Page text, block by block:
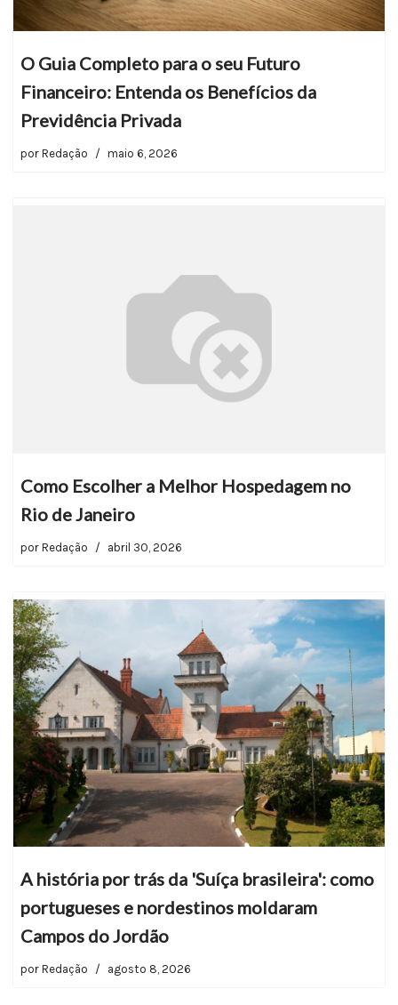
O Guia Completo para o seu Futuro
Financeiro: Entenda os Benefícios da
Previdência Privada
por Redação maio 6, 2026
Como Escolher a Melhor Hospedagem no
Rio de Janeiro
por Redação abril 30, 2026
A história por trás da 'Suíça brasileira': como
portugueses e nordestinos moldaram
Campos do Jordão
por Redação agosto 8, 2026